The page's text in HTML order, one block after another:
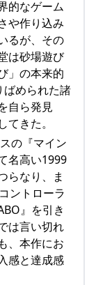
的なゲーム
や作り込み
るが、その
は砂場遊び
」の本来的
められた諸
自ら発見
きた。
の『マイン
名高い1999
らなり、ま
ントローラ
』を引き
は言い切れ
、本作にお
感と達成感